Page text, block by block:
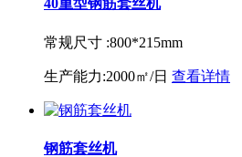
40重型钢筋套丝机
常规尺寸 :800*215mm
生产能力:2000㎡/日 查看详情
钢筋套丝机